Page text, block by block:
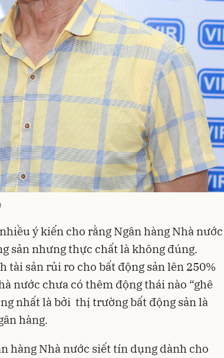
ý kiến cho rằng Ngân hàng Nhà nước
sản nhưng thực chất là không đúng.
tài sản rủi ro cho bất động sản lên 250%
nước chưa có thêm động thái nào “ghê
nhất là bởi thị trường bất động sản là
hàng.
hàng Nhà nước siết tín dụng dành cho